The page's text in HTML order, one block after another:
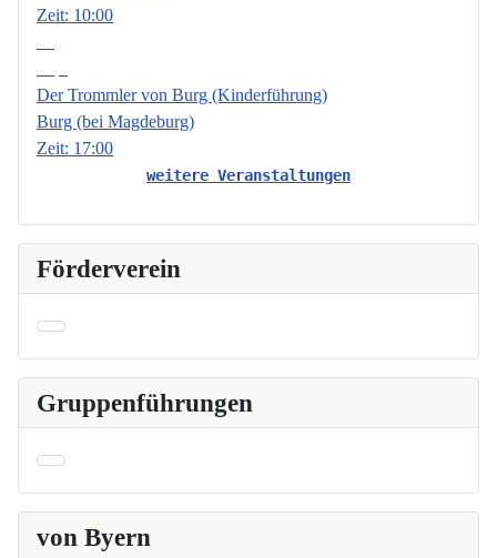
Zeit: 10:00
Der Trommler von Burg (Kinderführung)
Burg (bei Magdeburg)
Zeit: 17:00
weitere Veranstaltungen
Förderverein
Gruppenführungen
von Byern